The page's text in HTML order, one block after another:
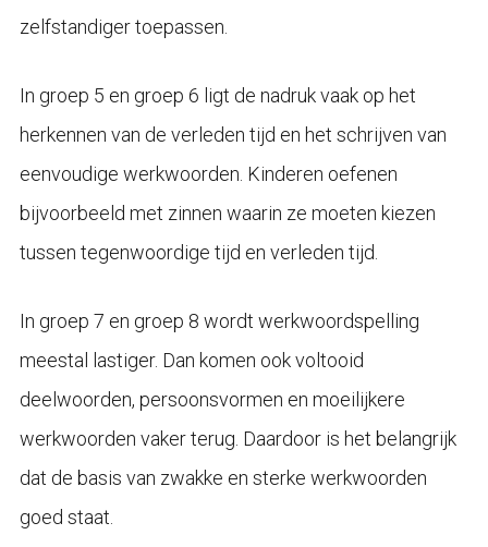
zelfstandiger toepassen.
In groep 5 en groep 6 ligt de nadruk vaak op het
herkennen van de verleden tijd en het schrijven van
eenvoudige werkwoorden. Kinderen oefenen
bijvoorbeeld met zinnen waarin ze moeten kiezen
tussen tegenwoordige tijd en verleden tijd.
In groep 7 en groep 8 wordt werkwoordspelling
meestal lastiger. Dan komen ook voltooid
deelwoorden, persoonsvormen en moeilijkere
werkwoorden vaker terug. Daardoor is het belangrijk
dat de basis van zwakke en sterke werkwoorden
goed staat.